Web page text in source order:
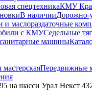
спецтехникаКМУ
В наличииДорожно-
и маслораздаточные
с КМУСедельные
машины
Передвижные
шасси Урал Некст